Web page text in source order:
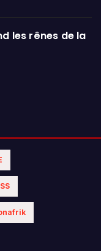
les rênes de la